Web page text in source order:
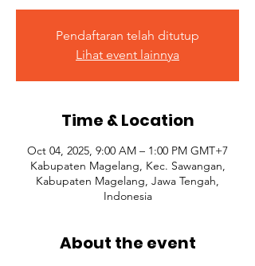
Pendaftaran telah ditutup
Lihat event lainnya
Time & Location
Oct 04, 2025, 9:00 AM – 1:00 PM GMT+7
Kabupaten Magelang, Kec. Sawangan,
Kabupaten Magelang, Jawa Tengah,
Indonesia
About the event